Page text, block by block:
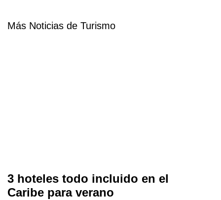
Más Noticias de Turismo
3 hoteles todo incluido en el
Caribe para verano